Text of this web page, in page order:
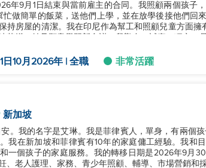
年9月1日結束與當前雇主的合同。我照顧兩個孩子
忙做簡單的飯菜，送他們上學，並在放學後接他們回
持房屋的清潔。我在印尼作為幫工和照顧兒童方面擁
日10月2026年 | 全職 非常活躍
新加坡
。我的名字是艾琳。我是菲律賓人，單身，有兩個
我在新加坡和菲律賓有10年的家庭傭工經驗。我和
一個孩子的家庭服務。我的轉移日期是2026年9月
、老人護理、家務、青少年照顧、輔導、市場營銷和